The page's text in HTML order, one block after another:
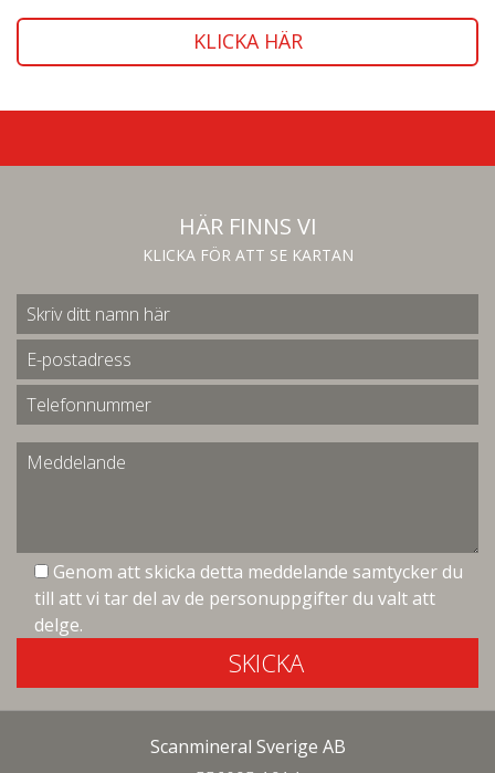
KLICKA HÄR
HÄR FINNS VI
KLICKA FÖR ATT SE KARTAN
Genom att skicka detta meddelande samtycker du
till att vi tar del av de personuppgifter du valt att
delge.
SKICKA
Scanmineral Sverige AB